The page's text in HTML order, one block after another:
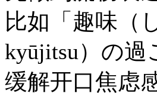
比如「趣味（
kyūjitsu）の過
缓解开口焦虑